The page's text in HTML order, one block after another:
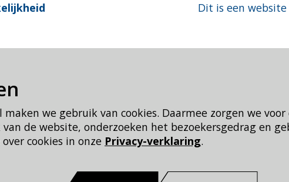
we gebruik van cookies. Daarmee zorgen we
de website, onderzoeken het bezoekersgedrag en
cookies in onze Privacy-verklaring.
Dit is een website